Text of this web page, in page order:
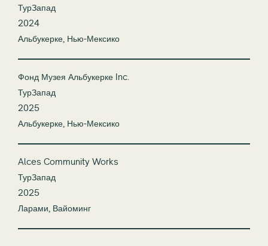
ТурЗапад
2024
Альбукерке, Нью-Мексико
Фонд Музея Альбукерке Inc.
ТурЗапад
2025
Альбукерке, Нью-Мексико
Alces Community Works
ТурЗапад
2025
Ларами, Вайоминг